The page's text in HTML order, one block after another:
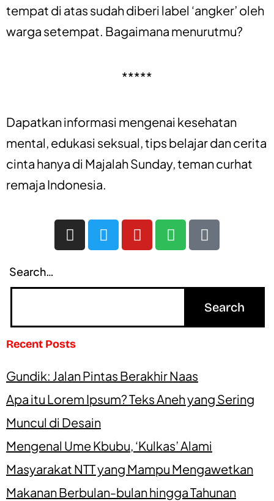
tempat di atas sudah diberi label ‘angker’ oleh
warga setempat. Bagaimana menurutmu?
*****
Dapatkan informasi mengenai kesehatan
mental, edukasi seksual,tips belajardancerita
cinta hanya di Majalah Sunday, teman curhat
remaja Indonesia.
Search…
Recent Posts
Gundik: Jalan Pintas Berakhir Naas
Apa itu Lorem Ipsum? Teks Aneh yang Sering
Muncul di Desain
Mengenal Ume Kbubu, ‘Kulkas’ Alami
Masyarakat NTT yang Mampu Mengawetkan
Makanan Berbulan-bulan hingga Tahunan